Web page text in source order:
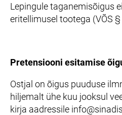
Lepingule taganemisõigus
eritellimusel tootega (VÕS §
Pretensiooni esitamise
Ostjal on õigus puuduse
hiljemalt ühe kuu jooksul
kirja aadressile